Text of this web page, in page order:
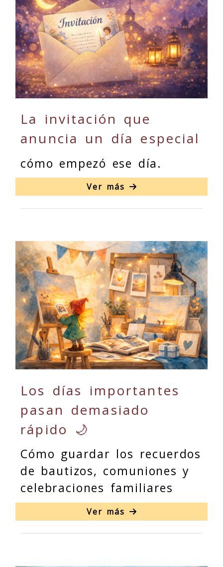
La invitación que
anuncia un día especial
cómo empezó ese día.
Ver más
Los días importantes
pasan demasiado
rápido 🌙
Cómo guardar los recuerdos
de bautizos, comuniones y
celebraciones familiares
Ver más